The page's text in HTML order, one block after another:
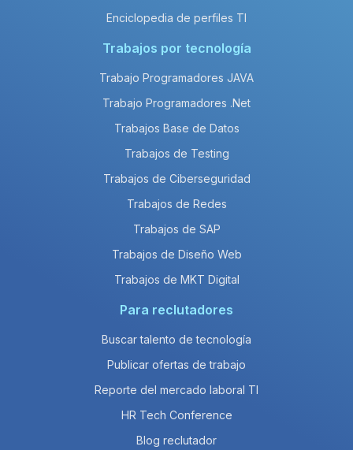
Enciclopedia de perfiles TI
Trabajos por tecnología
Trabajo Programadores JAVA
Trabajo Programadores .Net
Trabajos Base de Datos
Trabajos de Testing
Trabajos de Ciberseguridad
Trabajos de Redes
Trabajos de SAP
Trabajos de Diseño Web
Trabajos de MKT Digital
Para reclutadores
Buscar talento de tecnología
Publicar ofertas de trabajo
Reporte del mercado laboral TI
HR Tech Conference
Blog reclutador